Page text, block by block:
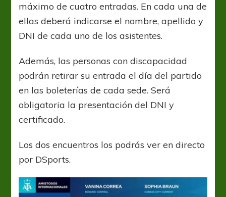
máximo de cuatro entradas. En cada una de
ellas deberá indicarse el nombre, apellido y
DNI de cada uno de los asistentes.
Además, las personas con discapacidad
podrán retirar su entrada el día del partido
en las boleterías de cada sede. Será
obligatoria la presentación del DNI y
certificado.
Los dos encuentros los podrás ver en directo
por DSports.